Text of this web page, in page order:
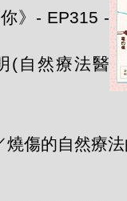
》- EP315 -
(自然療法醫
傷的自然療